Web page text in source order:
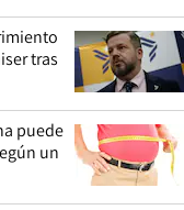
tras
puede
un